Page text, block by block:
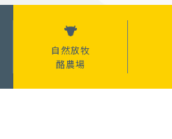
自然放牧
酪農場